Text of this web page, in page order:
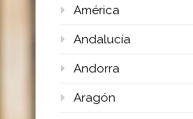
América
Andalucía
Andorra
Aragón